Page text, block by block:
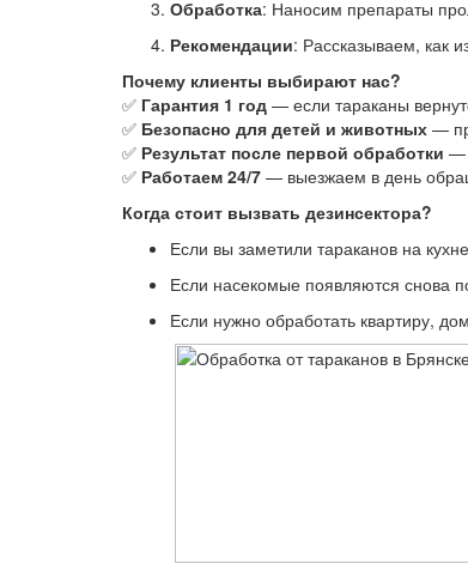
Обработка: Наносим препараты
Рекомендации: Рассказываем, как
Почему клиенты выбирают нас?
✅ Гарантия 1 год — если тараканы
✅ Безопасно для детей и животных —
✅ Результат после первой обработки —
✅ Работаем 24/7 — выезжаем в день
Когда стоит вызвать дезинсектора?
Если вы заметили тараканов на
Если насекомые появляются снова
Если нужно обработать квартиру,